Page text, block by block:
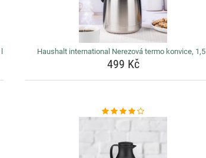
Haushalt international Nerezová termo konvice, 1,5 l
499 Kč